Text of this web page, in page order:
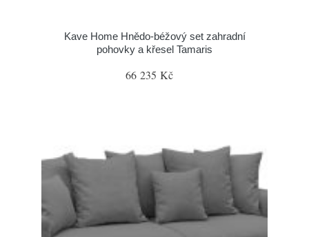
Kave Home Hnědo-béžový set zahradní
pohovky a křesel Tamaris
66 235 Kč